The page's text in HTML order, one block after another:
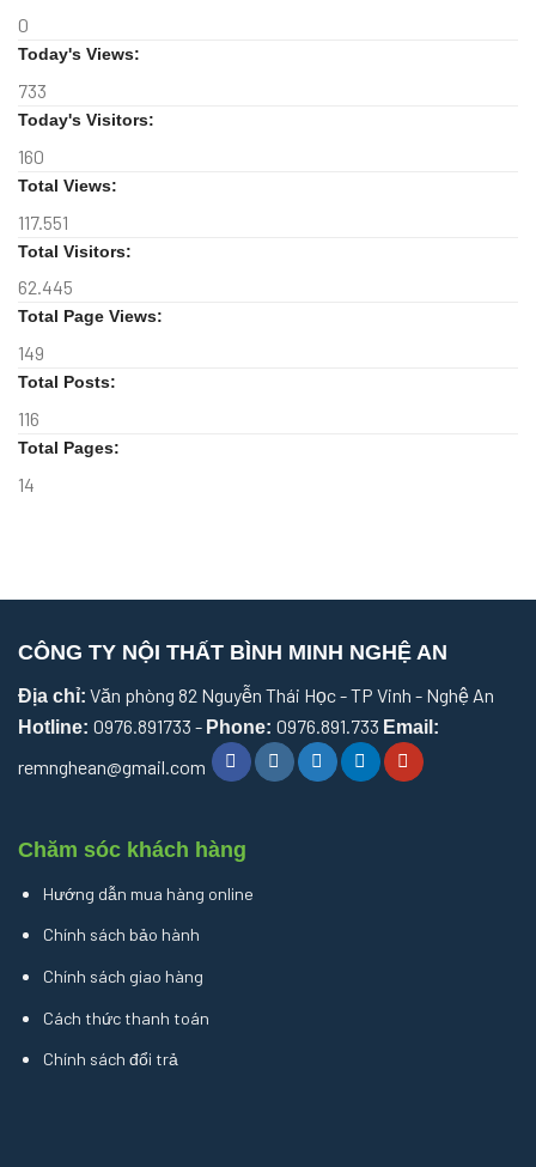
0
Today's Views:
733
Today's Visitors:
160
Total Views:
117.551
Total Visitors:
62.445
Total Page Views:
149
Total Posts:
116
Total Pages:
14
CÔNG TY NỘI THẤT BÌNH MINH NGHỆ AN
Địa chỉ: Văn phòng 82 Nguyễn Thái Học - TP Vinh - Nghệ An
Hotline: 0976.891733 - Phone: 0976.891.733 Email:
remnghean@gmail.com
Chăm sóc khách hàng
Hướng dẫn mua hàng online
Chính sách bảo hành
Chính sách giao hàng
Cách thức thanh toán
Chính sách đổi trả